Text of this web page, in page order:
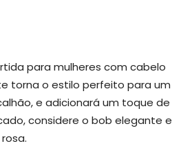
para mulheres com cabelo
torna o estilo perfeito para um
e adicionará um toque de
considere o bob elegante e